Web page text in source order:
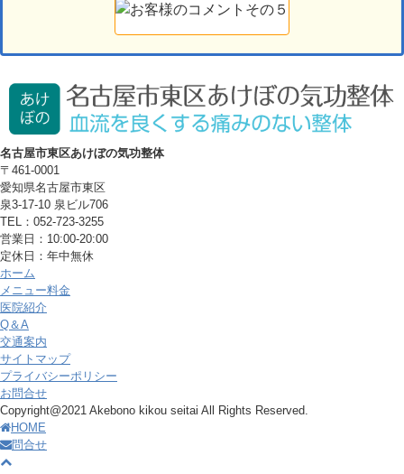
名古屋市東区あけぼの気功整体
〒461-0001
愛知県名古屋市東区
泉3-17-10 泉ビル706
TEL：052-723-3255
営業日：10:00-20:00
定休日：年中無休
ホーム
メニュー料金
医院紹介
Q＆A
交通案内
サイトマップ
プライバシーポリシー
お問合せ
Copyright@2021 Akebono kikou seitai All Rights Reserved.
HOME
問合せ